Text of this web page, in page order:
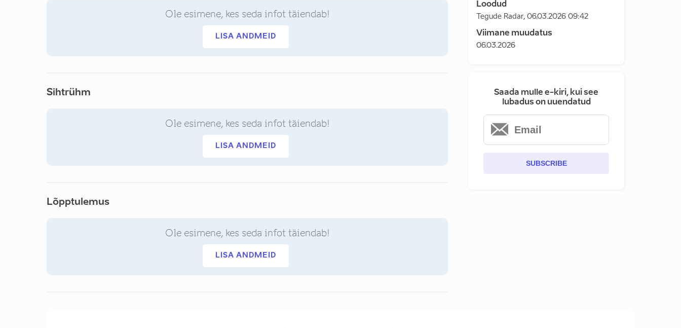
Ole esimene, kes seda infot täiendab!
LISA ANDMEID
Sihtrühm
Ole esimene, kes seda infot täiendab!
LISA ANDMEID
Lõpptulemus
Ole esimene, kes seda infot täiendab!
LISA ANDMEID
Loodud
Tegude Radar, 06.03.2026 09:42
Viimane muudatus
06.03.2026
Saada mulle e-kiri, kui see
lubadus on uuendatud
SUBSCRIBE